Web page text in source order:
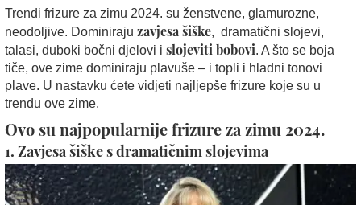
Trendi frizure za zimu 2024. su ženstvene, glamurozne,
neodoljive. Dominiraju zavjesa šiške, dramatični slojevi,
talasi, duboki bočni djelovi i slojeviti bobovi. A što se boja
tiče, ove zime dominiraju plavuše – i topli i hladni tonovi
plave. U nastavku ćete vidjeti najljepše frizure koje su u
trendu ove zime.
Ovo su najpopularnije frizure za zimu 2024.
1. Zavjesa šiške s dramatičnim slojevima